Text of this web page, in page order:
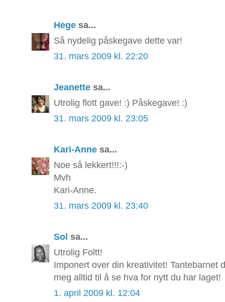
Hege sa...
Så nydelig påskegave dette var!
31. mars 2009 kl. 22:20
Jeanette sa...
Utrolig flott gave! :) Påskegave! :)
31. mars 2009 kl. 23:05
Kari-Anne sa...
Noe så lekkert!!!:-)
Mvh
Kari-Anne.
31. mars 2009 kl. 23:40
Sol sa...
Utrolig Foltt!
Imponert over din kreativitet! Tantebarnet
meg alltid til å se hva for nytt du har laget!
1. april 2009 kl. 12:04